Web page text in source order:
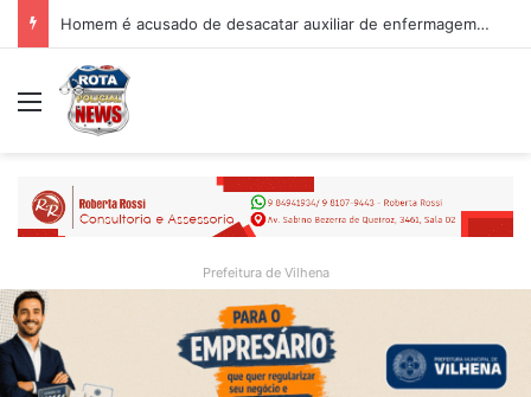
Homem é acusado de desacatar auxiliar de enfermagem no Hospital Regional de Vilhena
Menu
Prefeitura de Vilhena